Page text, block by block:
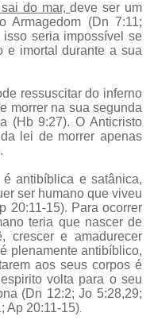
sai do mar,deve ser um
Armagedom (Dn 7:11;
isso seria impossível se
e imortal durante a sua
ressuscitar do inferno
morrer na sua segunda
(Hb 9:27). O Anticristo
lei de morrer apenas
antibíblica e satânica,
ser humano que viveu
20:11-15). Para ocorrer
teria que nascer de
crescer e amadurecer
plenamente antibíblico,
aos seus corpos é
volta para o seu
(Dn 12:2; Jo 5:28,29;
Ap 20:11-15)